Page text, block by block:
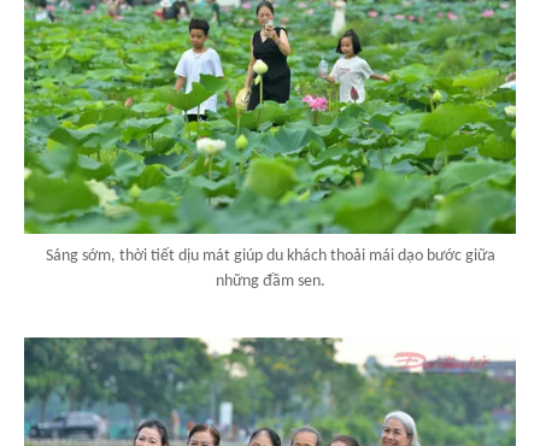
Sáng sớm, thời tiết dịu mát giúp du khách thoải mái dạo bước giữa
những đầm sen.